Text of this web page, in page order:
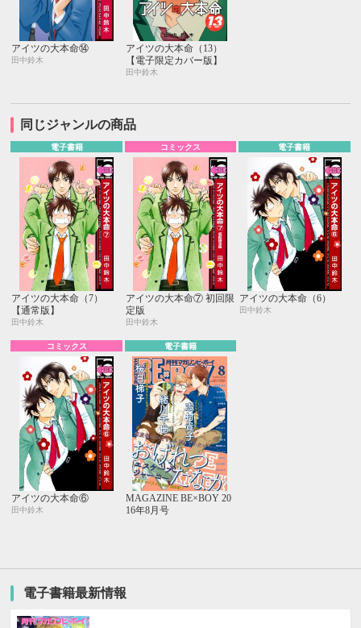
アイツの大本命⑭
田中鈴木
アイツの大本命（13）
【電子限定カバー版】
田中鈴木
同じジャンルの商品
電子書籍
アイツの大本命（7）
【通常版】
田中鈴木
コミックス
アイツの大本命⑦ 初回限
定版
田中鈴木
電子書籍
アイツの大本命（6）
田中鈴木
コミックス
アイツの大本命⑥
田中鈴木
電子書籍
MAGAZINE BE×BOY 20
16年8月号
電子書籍最新情報